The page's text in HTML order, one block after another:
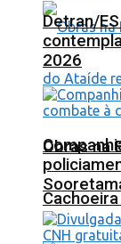
Obras na
Detran/
2026